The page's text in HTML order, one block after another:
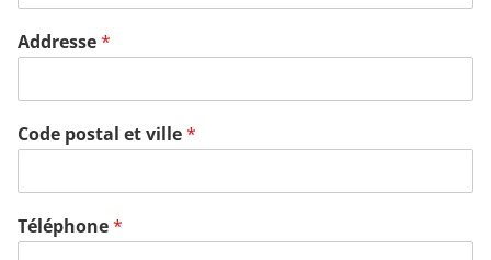
Addresse*
Code postal et ville*
Téléphone*